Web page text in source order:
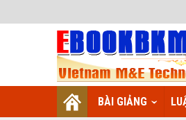
BÀI GIẢNG